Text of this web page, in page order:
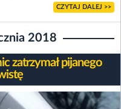
CZYTAJ DALEJ >>
2018
zatrzymał pijanego